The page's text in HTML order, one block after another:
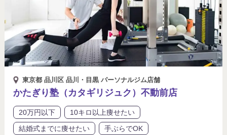
東京都 品川区 品川・目黒 パーソナルジム店舗
かたぎり塾（カタギリジュク）不動前店
20万円以下
10キロ以上痩せたい
結婚式までに痩せたい
手ぶらでOK